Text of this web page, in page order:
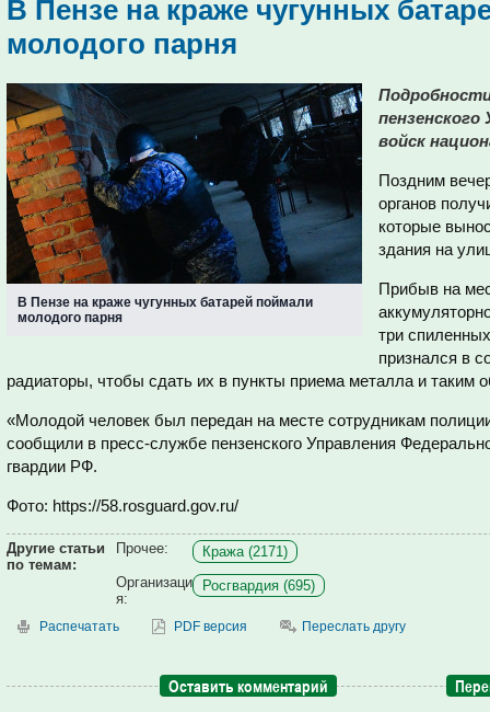
В Пензе на краже чугунных
молодого парня
В Пензе на краже чугунных батарей поймали
молодого парня
Подробности
войск
Поздним
органов
которые
здания на
Прибыв на
три
признался в
радиаторы, чтобы сдать их в пункты приема металла и таким
«Молодой человек был передан на месте сотрудникам
сообщили в пресс-службе пензенского Управления
гвардии РФ.
Фото: https://58.rosguard.gov.ru/
Другие статьи
по темам:
Прочее:
Кража (2171)
Организаци
я:
Росгвардия (695)
Распечатать PDF версия Переслать другу
Оставить комментарий